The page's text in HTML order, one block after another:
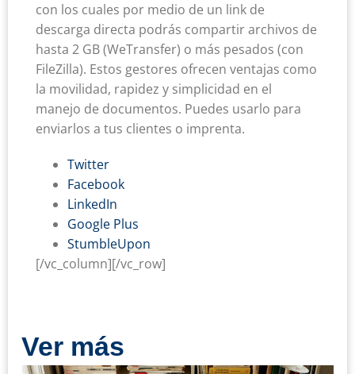
con los cuales por medio de un link de
descarga directa podrás compartir archivos de
hasta 2 GB (WeTransfer) o más pesados (con
FileZilla). Estos gestores ofrecen ventajas como
la movilidad, rapidez y simplicidad en el
manejo de documentos. Puedes usarlo para
enviarlos a tus clientes o imprenta.
Twitter
Facebook
LinkedIn
Google Plus
StumbleUpon
[/vc_column][/vc_row]
Ver más